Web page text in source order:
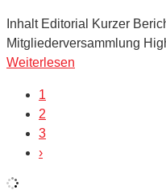
Inhalt Editorial Kurzer
Mitgliederversammlung
Weiterlesen
1
2
3
›